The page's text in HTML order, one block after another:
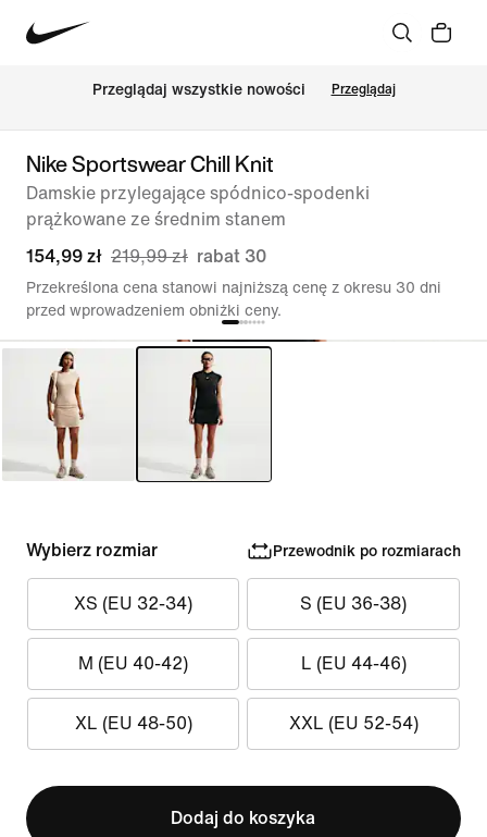
Przeglądaj wszystkie nowości Przeglądaj
Nike Sportswear Chill Knit
Damskie przylegające spódnico-spodenki
prążkowane ze średnim stanem
154,99 zł 219,99 zł rabat 30
Przekreślona cena stanowi najniższą cenę z okresu 30 dni
przed wprowadzeniem obniżki ceny.
Wybierz rozmiar Przewodnik po rozmiarach
XS (EU 32-34) S (EU 36-38)
M (EU 40-42) L (EU 44-46)
XL (EU 48-50) XXL (EU 52-54)
Dodaj do koszyka